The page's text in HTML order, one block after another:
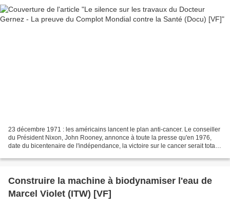
23 décembre 1971 : les américains lancent le plan anti-cancer. Le conseiller
du Président Nixon, John Rooney, annonce à toute la presse qu'en 1976,
date du bicentenaire de l'indépendance, la victoire sur le cancer serait totale.
Construire la machine à biodynamiser l'eau de
Marcel Violet (ITW) [VF]